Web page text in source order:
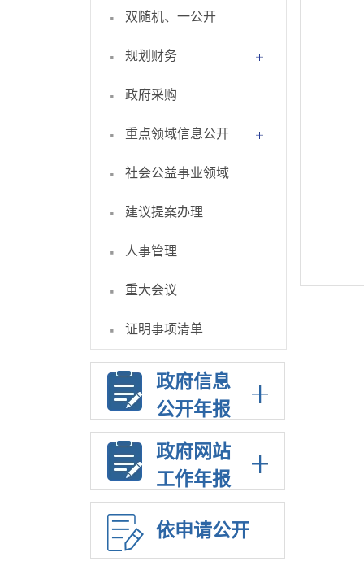
· 双随机、一公开
· 规划财务
· 政府采购
· 重点领域信息公开
· 社会公益事业领域
· 建议提案办理
· 人事管理
· 重大会议
· 证明事项清单
政府信息
公开年报
政府网站
工作年报
依申请公开